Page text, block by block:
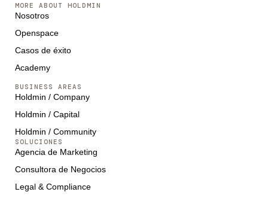
MORE ABOUT HOLDMIN
Nosotros
Openspace
Casos de éxito
Academy
BUSINESS AREAS
Holdmin / Company
Holdmin / Capital
Holdmin / Community
SOLUCIONES
Agencia de Marketing
Consultora de Negocios
Legal & Compliance